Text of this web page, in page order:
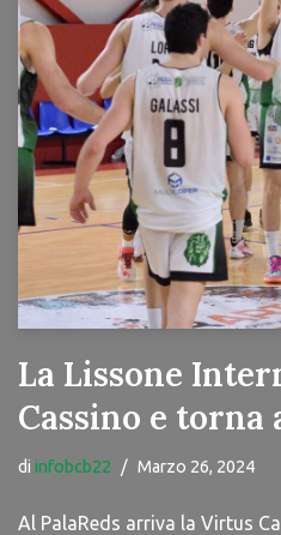
La Lissone
Cassino e
di infobcb22 Marzo 26, 2024
Al PalaReds arriva la Virtus